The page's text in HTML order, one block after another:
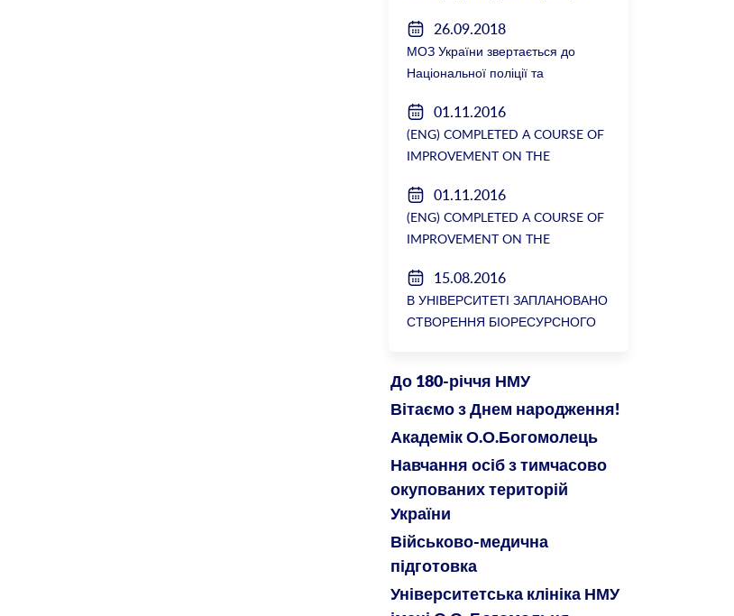
26.09.2018
МОЗ України звертається до
Національної поліції та
вимогою розслідування низки
зухвалих злочинів екс-ректорки
НМУ Катерини Амосової
01.11.2016
(ENG) COMPLETED A COURSE OF
IMPROVEMENT ON THE
SURGERY №2
01.11.2016
(ENG) COMPLETED A COURSE OF
IMPROVEMENT ON THE
SURGERY №2
15.08.2016
В УНІВЕРСИТЕТІ ЗАПЛАНОВАНО
СТВОРЕННЯ БІОРЕСУРСНОГО
До 180-річчя НМУ
Вітаємо з Днем народження!
Академік О.О.Богомолець
Навчання осіб з тимчасово
окупованих територій
України
Військово-медична
підготовка
Університетська клініка НМУ